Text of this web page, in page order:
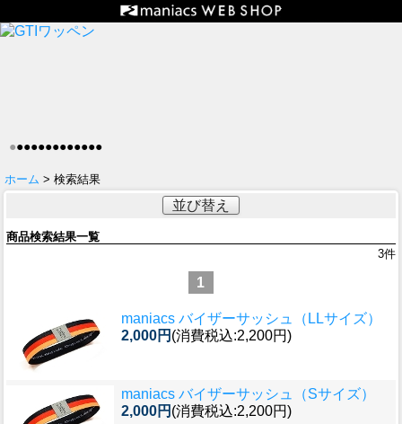
●●●●●●●●●●●●●
ホーム > 検索結果
並び替え
商品検索結果一覧
3件
1
maniacs バイザーサッシュ（LLサイズ）
2,000円 (消費税込:2,200円)
maniacs バイザーサッシュ（Sサイズ）
2,000円 (消費税込:2,200円)